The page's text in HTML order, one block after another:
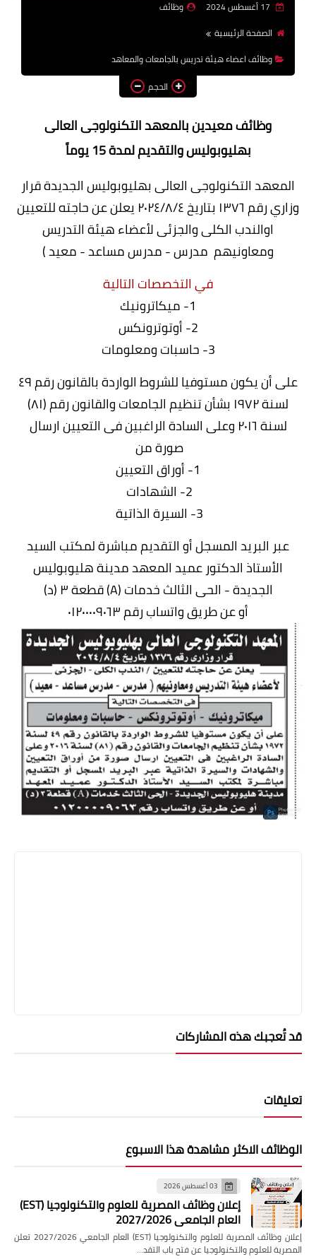
اخبار
وظائف
الصفحة الرئيسية
وظائف اعضاء هيئة تدريس بالجامعات والمعاهد
الحجم
وظائف معيدين بالمعهد التكنولوجى العالى
بهليوبوليس والتقديم لمدة 15 يوماً
المعهد التكنولوجى العالى بهليوبوليس الجديدة قرار
وزاري رقم ١٣٧٦ بتاريخ ٢٠٢٤/٨/٤ يعلن عن حاجته للتعيين
اوالندب الكلى والجزئى لأعضاء هيئة التدريس
ومعاونيهم مدرس - مدرس مساعد - معيد )
في التخصصات التالية
1- ميكاترونيك
2- أوتوترونكس
3- حاسبات ومعلومات
على أن يكون مستوفيا للشروط الواردة بالقانون رقم ٤٩
لسنة ۱۹۷۲ بشأن تنظيم الجامعات والقانون رقم (۸۱)
لسنة ۲۰۱٦ وعلى السادة الراغبين فى التعيين ارسال
صورة من
1- أوراق التعيين
2- الشهادات
3- السيرة الذاتية
عبر البريد المسجل أو التقديم مباشرة لمكتب السيد
الأستاذ الدكتور عميد المعهد مدينة هليوبوليس
الجديدة - الحى الثالث خدمات (A) قطعة ۳ (د)
أو عن طريق واتساب رقم ٠١٢٠٠٠٠٩٠٦٣
قد تُعجبك هذه المشاركات
تعليقات
الوظائف الاكثر مشاهدة هذا الاسبوع
03 أغسطس 2026
إعلان وظائف المصرية للعلوم والتكنولوجيا (EST)
العام الجامعي 2027/2026
إعلان وظائف المصرية للعلوم والتكنولوجيا (EST) العام الجامعي 2027/2026 تعلن
المصرية للعلوم والتكنولوجيا عن فتح باب التقد…